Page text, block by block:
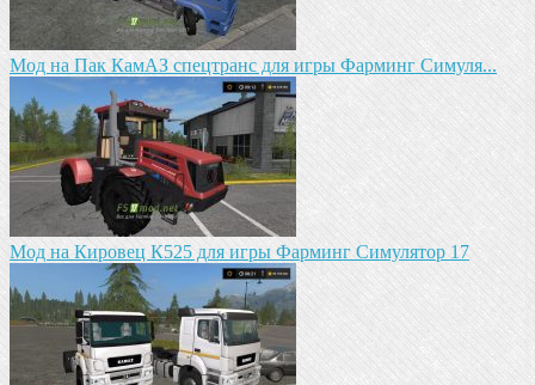
Mод на Пак КамАЗ спецтранс для игры Фарминг Симуля...
Mод на Кировец К525 для игры Фарминг Симулятор 17